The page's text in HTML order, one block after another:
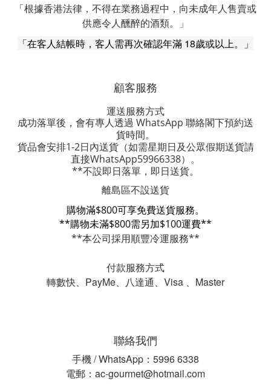
「根據香港法律，不得在業務過程中，向未成年人售賣或
供應令人醺醉的酒類。」
「在客人結帳時，客人需再次確認年滿 18歲或以上。」
顧客服務
運送服務方式
成功落單後，會有專人透過 WhatsApp 聯絡閣下預約送
貨時間。
貨品會安排1-2日內送貨（如需星期日及公眾假期送貨請
直接WhatsApp59966338）。
**不設即日落單，即日送貨。
離島區不設送貨
購物滿$800可享免費送貨服務。
**購物未滿$800需另加$100運費**
**本公司採用順豐冷運服務**
付款服務方式
轉數快、PayMe、八達通、Visa 、Master
聯絡我們
手機 / WhatsApp：5996 6338
電郵：ac-gourmet@hotmail.com